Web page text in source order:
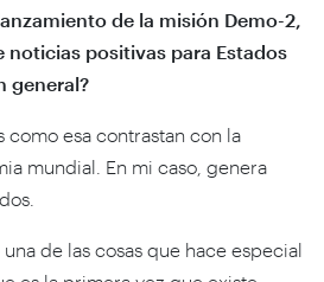
de la misión Demo-2,
noticias positivas para Estados
general?
como esa contrastan con la
mundial. En mi caso, genera
de las cosas que hace especial